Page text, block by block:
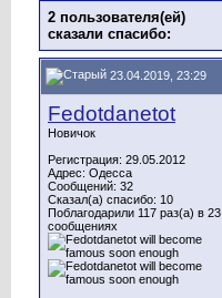
2 пользователя(ей)
сказали cпасибо:
23.04.2019, 23:29
Fedotdanetot
Новичок
Регистрация: 29.05.2012
Адрес: Одесса
Сообщений: 32
Сказал(а) спасибо: 10
Поблагодарили 117 раз(а) в 23
сообщениях